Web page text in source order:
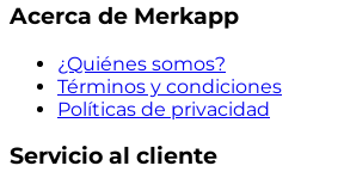
Acerca de Merkapp
¿Quiénes somos?
Términos y condiciones
Políticas de privacidad
Servicio al cliente